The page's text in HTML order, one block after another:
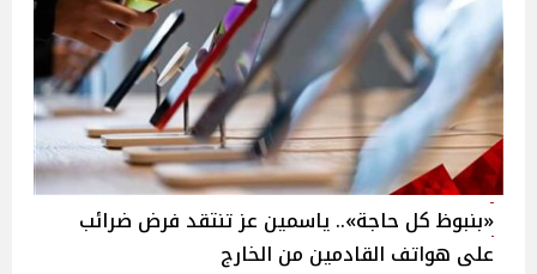
«بنبوظ كل حاجة».. ياسمين عز تنتقد فرض ضرائب
على هواتف القادمين من الخارج